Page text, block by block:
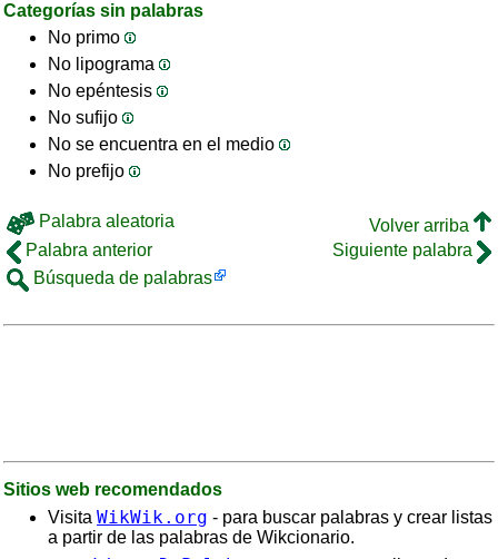
Categorías sin palabras
No primo
No lipograma
No epéntesis
No sufijo
No se encuentra en el medio
No prefijo
Palabra aleatoria
Volver arriba
Palabra anterior
Siguiente palabra
Búsqueda de palabras
Sitios web recomendados
Visita WikWik.org - para buscar palabras y crear listas
a partir de las palabras de Wikcionario.